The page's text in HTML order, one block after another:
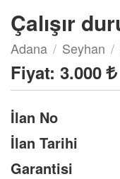
Çalışır
Adana Seyhan
Fiyat: 3.000
İlan No
İlan Tarihi
Garantisi